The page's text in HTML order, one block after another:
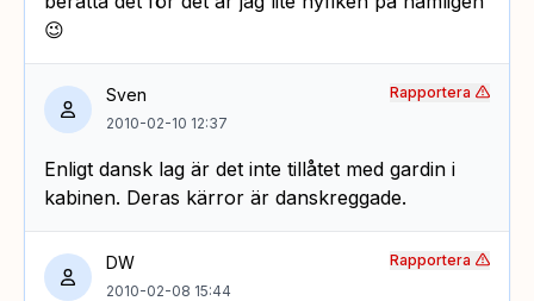
😉
Sven
2010-02-10 12:37
Enligt dansk lag är det inte tillåtet med gardin i
kabinen. Deras kärror är danskreggade.
Rapportera
DW
2010-02-08 15:44
Rapportera